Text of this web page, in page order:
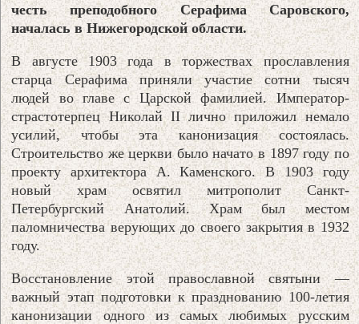
честь преподобного Серафима Саровского,
началась в Нижегородской области.
В августе 1903 года в торжествах прославления
старца Серафима приняли участие сотни тысяч
людей во главе с Царской фамилией. Император-
страстотерпец Николай II лично приложил немало
усилий, чтобы эта канонизация состоялась.
Строительство же церкви было начато в 1897 году по
проекту архитектора А. Каменского. В 1903 году
новый храм освятил митрополит Санкт-
Петербургский Анатолий. Храм был местом
паломничества верующих до своего закрытия в 1932
году.
Восстановление этой православной святыни —
важный этап подготовки к празднованию 100-летия
канонизации одного из самых любимых русским